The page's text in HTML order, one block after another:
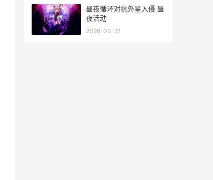
昼夜循环对抗外星入侵 昼
夜活动
2026-03-31